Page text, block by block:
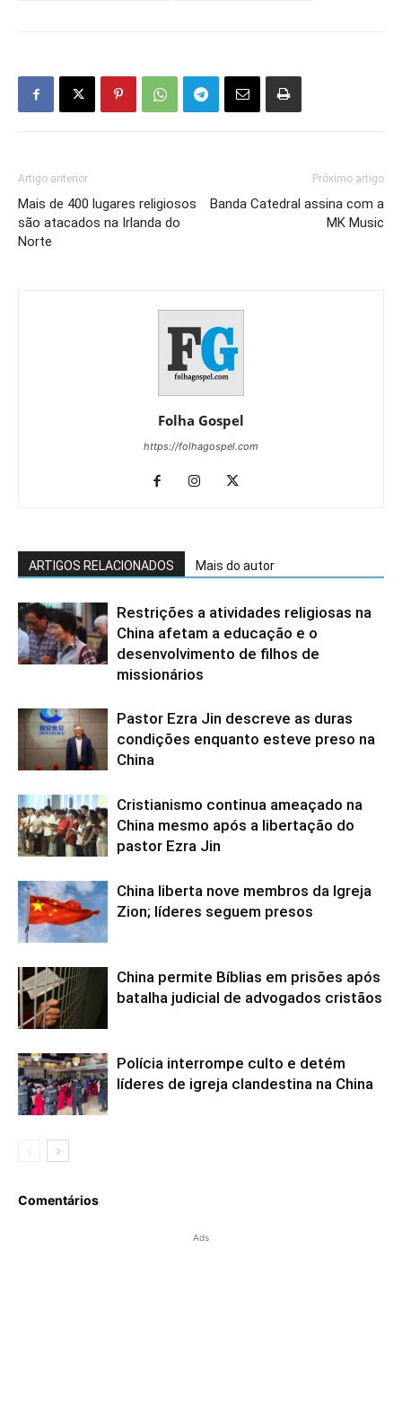
Artigo anterior
Mais de 400 lugares religiosos
são atacados na Irlanda do
Norte
Próximo artigo
Banda Catedral assina com a
MK Music
Folha Gospel
https://folhagospel.com
ARTIGOS RELACIONADOS Mais do autor
Restrições a atividades religiosas na
China afetam a educação e o
desenvolvimento de filhos de
missionários
Pastor Ezra Jin descreve as duras
condições enquanto esteve preso na
China
Cristianismo continua ameaçado na
China mesmo após a libertação do
pastor Ezra Jin
China liberta nove membros da Igreja
Zion; líderes seguem presos
China permite Bíblias em prisões após
batalha judicial de advogados cristãos
Polícia interrompe culto e detém
líderes de igreja clandestina na China
Comentários
Ads